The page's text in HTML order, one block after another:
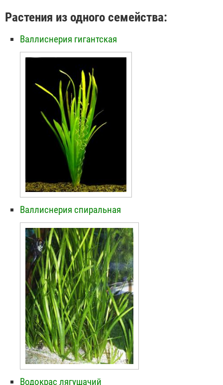
Растения из одного семейства:
Валлиснерия гигантская
Валлиснерия спиральная
Водокрас лягушачий